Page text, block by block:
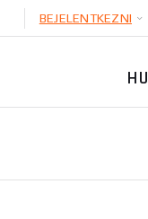
BEJELENTKEZNI
HU